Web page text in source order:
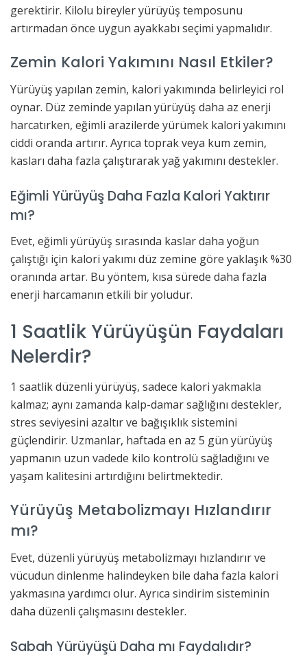
gerektirir. Kilolu bireyler yürüyüş temposunu
artırmadan önce uygun ayakkabı seçimi yapmalıdır.
Zemin Kalori Yakımını Nasıl Etkiler?
Yürüyüş yapılan zemin, kalori yakımında belirleyici rol
oynar. Düz zeminde yapılan yürüyüş daha az enerji
harcatırken, eğimli arazilerde yürümek kalori yakımını
ciddi oranda artırır. Ayrıca toprak veya kum zemin,
kasları daha fazla çalıştırarak yağ yakımını destekler.
Eğimli Yürüyüş Daha Fazla Kalori Yaktırır
mı?
Evet, eğimli yürüyüş sırasında kaslar daha yoğun
çalıştığı için kalori yakımı düz zemine göre yaklaşık %30
oranında artar. Bu yöntem, kısa sürede daha fazla
enerji harcamanın etkili bir yoludur.
1 Saatlik Yürüyüşün Faydaları
Nelerdir?
1 saatlik düzenli yürüyüş, sadece kalori yakmakla
kalmaz; aynı zamanda kalp-damar sağlığını destekler,
stres seviyesini azaltır ve bağışıklık sistemini
güçlendirir. Uzmanlar, haftada en az 5 gün yürüyüş
yapmanın uzun vadede kilo kontrolü sağladığını ve
yaşam kalitesini artırdığını belirtmektedir.
Yürüyüş Metabolizmayı Hızlandırır
mı?
Evet, düzenli yürüyüş metabolizmayı hızlandırır ve
vücudun dinlenme halindeyken bile daha fazla kalori
yakmasına yardımcı olur. Ayrıca sindirim sisteminin
daha düzenli çalışmasını destekler.
Sabah Yürüyüşü Daha mı Faydalıdır?